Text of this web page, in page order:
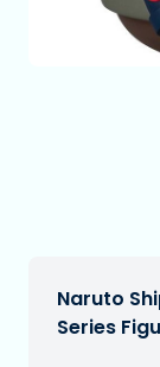
Naruto
Series